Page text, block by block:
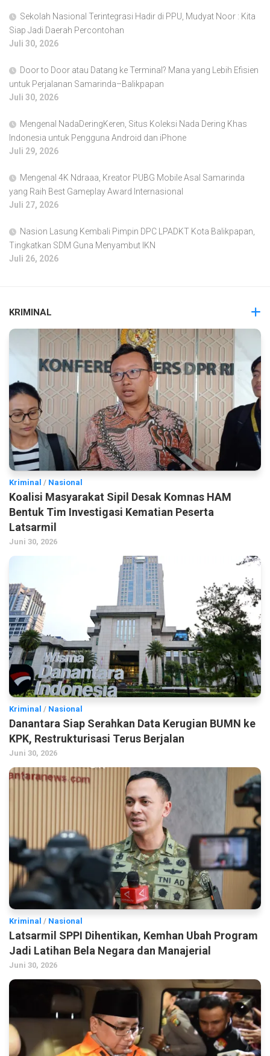
Sekolah Nasional Terintegrasi Hadir di PPU, Mudyat Noor : Kita
Siap Jadi Daerah Percontohan
Juli 30, 2026
Door to Door atau Datang ke Terminal? Mana yang Lebih Efisien
untuk Perjalanan Samarinda–Balikpapan
Juli 30, 2026
Mengenal NadaDeringKeren, Situs Koleksi Nada Dering Khas
Indonesia untuk Pengguna Android dan iPhone
Juli 29, 2026
Mengenal 4K Ndraaa, Kreator PUBG Mobile Asal Samarinda
yang Raih Best Gameplay Award Internasional
Juli 27, 2026
Nasion Lasung Kembali Pimpin DPC LPADKT Kota Balikpapan,
Tingkatkan SDM Guna Menyambut IKN
Juli 26, 2026
KRIMINAL
Kriminal / Nasional
Koalisi Masyarakat Sipil Desak Komnas HAM
Bentuk Tim Investigasi Kematian Peserta
Latsarmil
Juni 30, 2026
Kriminal / Nasional
Danantara Siap Serahkan Data Kerugian BUMN ke
KPK, Restrukturisasi Terus Berjalan
Juni 30, 2026
Kriminal / Nasional
Latsarmil SPPI Dihentikan, Kemhan Ubah Program
Jadi Latihan Bela Negara dan Manajerial
Juni 30, 2026